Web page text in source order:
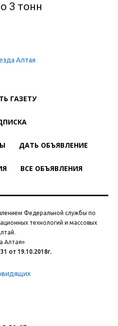
3 тонн
ГАЗЕТУ
ДАТЬ ОБЪЯВЛЕНИЕ
ВСЕ ОБЪЯВЛЕНИЯ
Федеральной службы по
технологий и массовых
Алтая»
от 19.10.2018г.